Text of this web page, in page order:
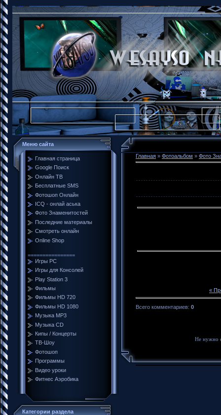
Меню сайта
Главная страница
Google Поиск
Онлайн ТВ
Бесплатные SMS
Фотошоп Онлайн
ICQ - онлай аська
Фото Знаменитостей
Последние материалы
Смотреть онлайн
Online Shop
================
Игры PC
Игры для Консолей
Play Station 3
Фильмы
Фильмы HD 720
Фильмы HD 1080
Музыка MP3
Музыка CD
Кипы / Концерты
ТВ-Шоу
Фотошоп
Программы
Видео уроки
Фитнес Аэробика
Категории раздела
Главная » Фотоальбом » Фото
«
Всего комментариев: 0
Не нужно